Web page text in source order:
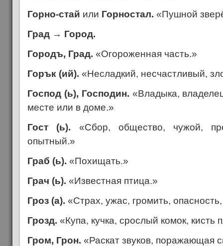
Горно-стай или Горностал. «Пушной
Град → Город.
Городъ, Град. «Огороженная часть.»
Горък (ий). «Несладкий, несчастливый,
Господ (ь), Господин. «Владыка,
месте или в доме.»
Гост (ь). «Сбор, общество, чужой,
опытный.»
Граб (ь). «Похищать.»
Грач (ь). «Известная птица.»
Гроз (а). «Страх, ужас, громить, опасность,
Грозд. «Купа, кучка, срослый комок, кисть
Гром, Грон. «Раскат звуков, поражающая